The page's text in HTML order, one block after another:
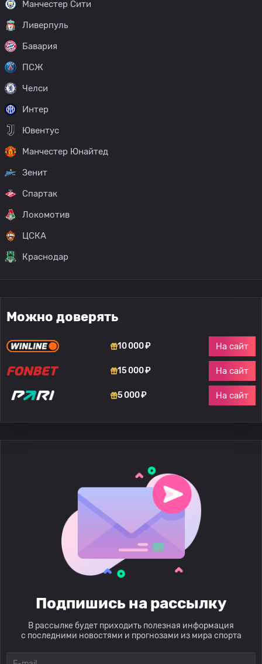
Манчестер Сити
Ливерпуль
Бавария
ПСЖ
Челси
Интер
Ювентус
Манчестер Юнайтед
Зенит
Спартак
Локомотив
ЦСКА
Краснодар
Можно доверять
10 000 ₽ На сайт
15 000 ₽ На сайт
5 000 ₽ На сайт
Подпишись на рассылку
В рассылке будет приходить полезная информация
с последними новостями и прогнозами из мира спорта